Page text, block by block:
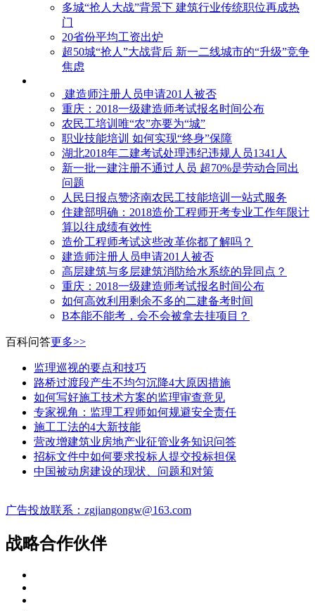
多城“抢人大战”背景下 建筑行业传统职位再成热
门
20省份平均工资出炉
超50城“抢人”大战背后 新一二线城市的“升级”竞争
焦虑
建造师注册人员申请201人被否
​重庆：2018一级建造师考试报名时间公布
农民工培训唯“农”亦要为“城”
职业技能培训 如何实现“终身”保障
湖北2018年二建考试处理违纪违规人员1341人
新一批一建注册不通过人员 超70%是劳动合同出
问题
人民日报点赞济南农民工技能培训一站式服务
住建部明确：2018造价工程师开考专业工作年限计
算以往成绩有效性
造价工程师考试这些改革你都了解吗？
建造师注册人员申请201人被否
高层建筑与多层建筑消防给水系统的异同点？
​重庆：2018一级建造师考试报名时间公布
如何高效利用剩余不多的二建备考时间
B本能不能考，会不会被拿去挂项目？
百科问答更多>>
监理巡视的要点和技巧
路桥过渡段产生不均匀沉降4大原因措施
如何写好施工技术方案的监理审查意见
专家视角：监理工程师如何规避安全责任
施工工法的4大新技能
营改增建筑业房地产业征管业务知识问答
招标文件中如何要求投标人提交投标担保
中国被动房建设的现状、问题和对策
广告投放联系：zgjiangongw@163.com
战略合作伙伴